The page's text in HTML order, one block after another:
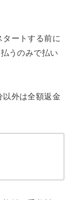
ートする前に
うのみで払い
以外は全額返金